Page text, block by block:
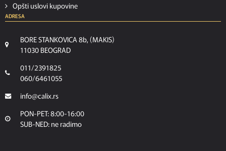
Opšti uslovi kupovine
ADRESA
BORE STANKOVICA 8b, (MAKIS)
11030 BEOGRAD
011/2391825
060/6461055
info@calix.rs
PON-PET: 8:00-16:00
SUB-NED: ne radimo